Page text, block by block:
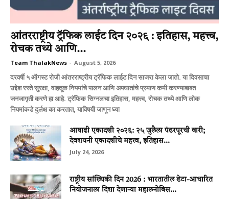
आंतरराष्ट्रीय ट्रॅफिक लाईट दिन २०२६ : इतिहास, महत्त्व,
रोचक तथ्ये आणि...
Team ThalakNews - August 5, 2026
दरवर्षी ५ ऑगस्ट रोजी आंतरराष्ट्रीय ट्रॅफिक लाईट दिन साजरा केला जातो. या दिवसाचा
उद्देश रस्ते सुरक्षा, वाहतूक नियमांचे पालन आणि अपघातांचे प्रमाण कमी करण्याबाबत
जनजागृती करणे हा आहे. ट्रॅफिक सिग्नलचा इतिहास, महत्त्व, रोचक तथ्ये आणि लोक
नियमांकडे दुर्लक्ष का करतात, याविषयी जाणून घ्या
आषाढी एकादशी २०२६: २५ जुलैला पंढरपूरची वारी;
देवशयनी एकादशीचे महत्त्व, इतिहास...
July 24, 2026
राष्ट्रीय सांख्यिकी दिन 2026 : भारतातील डेटा-आधारित
नियोजनाला दिशा देणाऱ्या महालनोबिस...